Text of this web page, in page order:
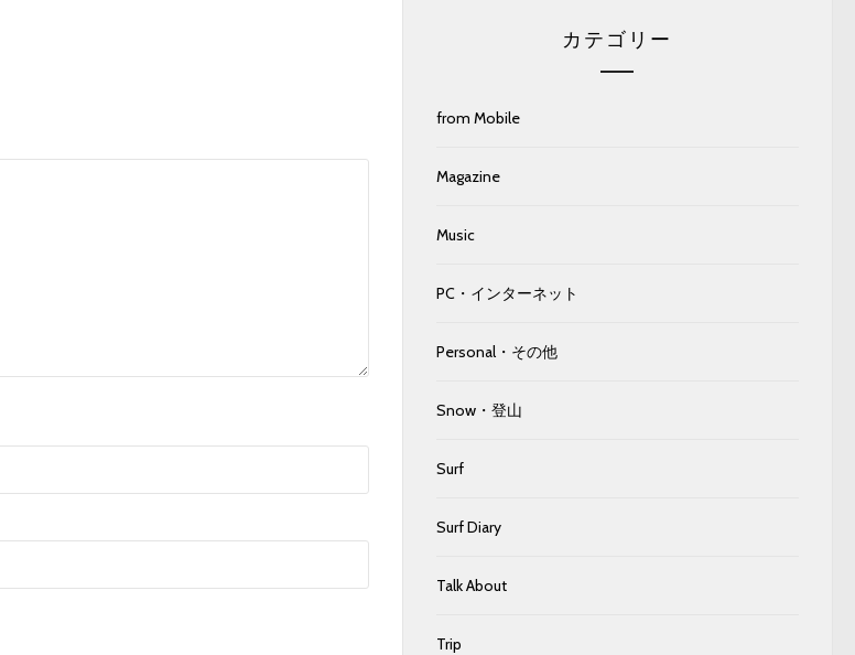
カテゴリー
from Mobile
Magazine
Music
PC・インターネット
Personal・その他
Snow・登山
Surf
Surf Diary
Talk About
Trip